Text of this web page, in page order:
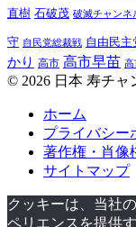
直樹 石破茂 破滅チャンネ
守 自民党総裁戦 自由民主
かり 高市 高市早苗 高
© 2026 日本 寿チャ
ホーム
プライバシー
著作権・肖像
サイトマップ
クッキーは、当社
ペリエンスを提供